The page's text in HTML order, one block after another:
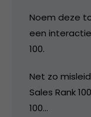
Noem deze
een
100.
Net zo
Sales Rank
100…